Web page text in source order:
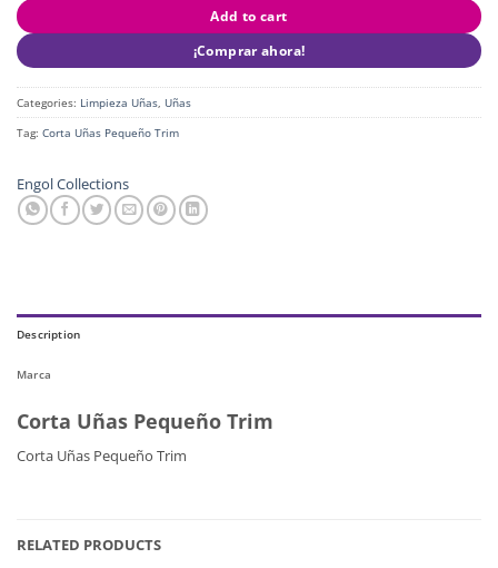
Add to cart
¡Comprar ahora!
Categories: Limpieza Uñas, Uñas
Tag: Corta Uñas Pequeño Trim
Engol Collections
Description
Marca
Corta Uñas Pequeño Trim
Corta Uñas Pequeño Trim
RELATED PRODUCTS